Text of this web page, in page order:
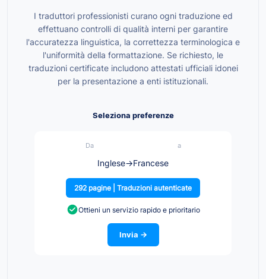
I traduttori professionisti curano ogni traduzione ed
effettuano controlli di qualità interni per garantire
l'accuratezza linguistica, la correttezza terminologica e
l'uniformità della formattazione. Se richiesto, le
traduzioni certificate includono attestati ufficiali idonei
per la presentazione a enti istituzionali.
Seleziona preferenze
Da a
Inglese→Francese
292 pagine | Traduzioni autenticate
Ottieni un servizio rapido e prioritario
Invia →